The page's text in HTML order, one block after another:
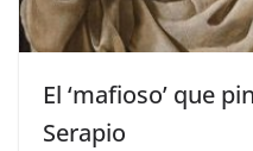
El ‘mafioso’ que
Serapio